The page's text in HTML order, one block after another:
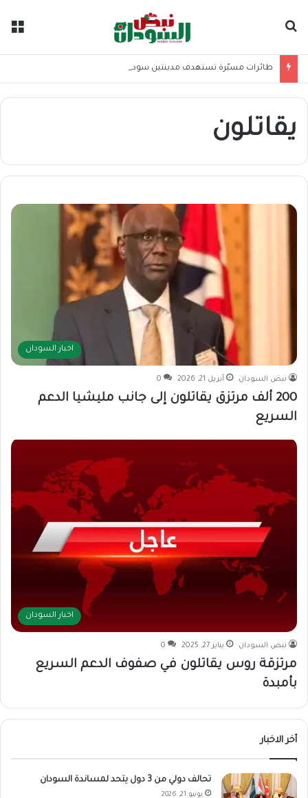
طائرات مسيّرة تستهدف مدينتين سودانيتين
يقاتلون
اخبار السودان
نبض السودان أبريل 21, 2026 0
200 ألف مرتزق يقاتلون إلى جانب مليشيا الدعم
السريع
اخبار السودان
نبض السودان يناير 27, 2025 0
مرتزقة روس يقاتلون في صفوف الدعم السريع
بأمبدة
أخر الاخبار
تحالف دولي من 3 دول يتحد لمساندة السودان
يونيو 21, 2026